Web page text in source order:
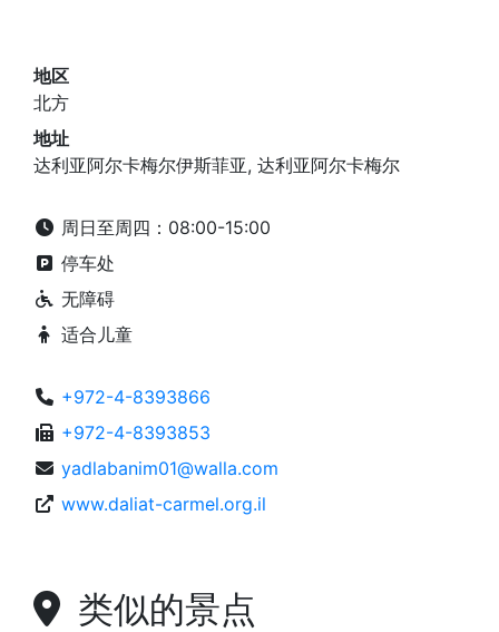
地区
北方
地址
达利亚阿尔卡梅尔伊斯菲亚, 达利亚阿尔卡梅尔
周日至周四：08:00-15:00
停车处
无障碍
适合儿童
+972-4-8393866
+972-4-8393853
yadlabanim01@walla.com
www.daliat-carmel.org.il
类似的景点